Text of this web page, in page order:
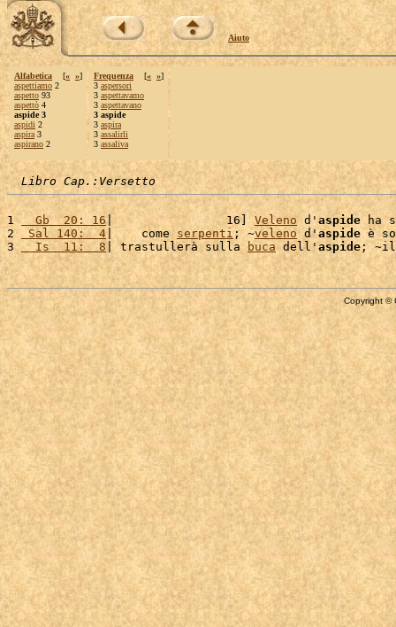
Aiuto
Alfabetica [« »]
aspettiamo 2
aspetto 93
aspettò 4
aspide 3
aspidi 2
aspira 3
aspirano 2
Frequenza [« »]
3 aspersori
3 aspettavamo
3 aspettavano
3 aspide
3 aspira
3 assalirli
3 assaliva
Libro Cap.:Versetto
1
  Gb  20: 16
|                16] Veleno d'aspide ha
2
Sal 140:  4 |    come serpenti ; ~veleno d'aspide è
3
  Is  11:  8
| trastullerà sulla buca dell' aspide;
Copyright ©